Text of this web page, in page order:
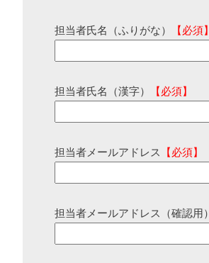
担当者氏名（ふりがな） 【必須】
担当者氏名（漢字） 【必須】
担当者メールアドレス 【必須】
担当者メールアドレス（確認用）